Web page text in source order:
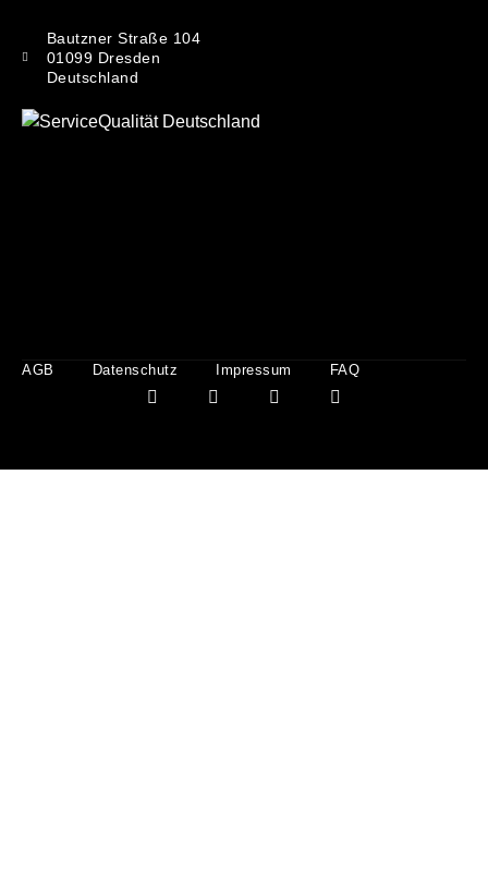
Bautzner Straße 104
01099 Dresden
Deutschland
AGB Datenschutz Impressum FAQ